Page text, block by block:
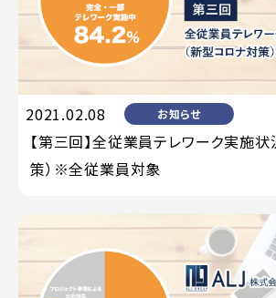
2021.02.08 お知らせ
【第三回】全従業員テレワーク実施
策）※全従業員対象